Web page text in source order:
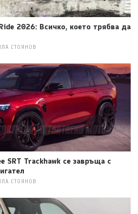
2026: Всичко, което трябва да
СТОЯНОВ
SRT Trackhawk се завръща с
СТОЯНОВ